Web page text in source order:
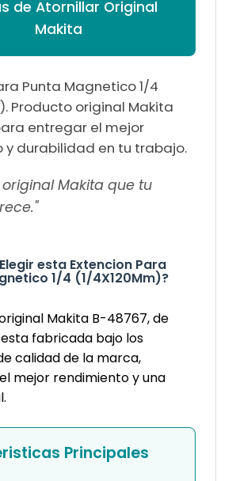
de Atornillar Original
Makita
Punta Magnetico 1/4
Producto original Makita
entregar el mejor
y durabilidad en tu trabajo.
Makita que tu
esta Extencion Para
1/4 (1/4X120Mm)?
Makita B-48767, de
esta fabricada bajo los
calidad de la marca,
mejor rendimiento y una
Principales